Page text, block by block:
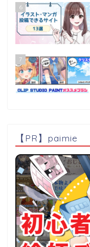
6
7
【PR】paimie